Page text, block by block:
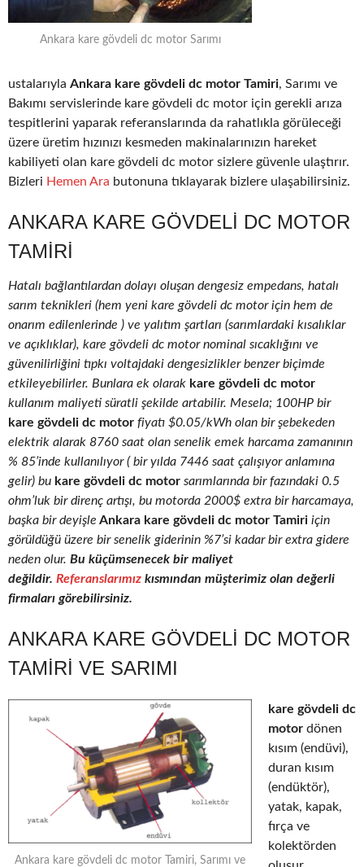
Ankara kare gövdeli dc motor Sarımı
ustalarıyla Ankara kare gövdeli dc motor Tamiri, Sarımı ve
Bakımı servislerinde kare gövdeli dc motor için gerekli arıza
tespitlerini yaparak referanslarında da rahatlıkla görüleceği
üzere üretim hızınızı kesmeden makinalarınızın hareket
kabiliyeti olan kare gövdeli dc motor sizlere güvenle ulaştırır.
Bizleri Hemen Ara butonuna tıklayarak bizlere ulaşabilirsiniz.
ANKARA KARE GÖVDELI DC MOTOR
TAMIRI
Hatalı bağlantılardan dolayı oluşan dengesiz empedans, hatalı
sarım teknikleri (hem yeni kare gövdeli dc motor için hem de
onarım edilenlerinde ) ve yalıtım şartları (sarımlardaki kısalıklar
ve açıklıklar), kare gövdeli dc motor nominal sıcaklığını ve
güvenilirliğini tıpkı voltajdaki dengesizlikler benzer biçimde
etkileyebilirler. Bunlara ek olarak kare gövdeli dc motor
kullanım maliyeti süratli şekilde artabilir. Mesela; 100HP bir
kare gövdeli dc motor fiyatı $0.05/kWh olan bir şebekeden
elektrik alarak 8760 saat olan senelik emek harcama zamanının
% 85’inde kullanılıyor ( bir yılda 7446 saat çalışıyor anlamına
gelir) bu kare gövdeli dc motor sarımlarında bir fazındaki 0.5
ohm’luk bir direnç artışı, bu motorda 2000$ extra bir harcamaya,
başka bir deyişle Ankara kare gövdeli dc motor Tamiri için
görüldüğü üzere bir senelik giderinin %7’si kadar bir extra gidere
neden olur. Bu küçümsenecek bir maliyet
değildir. Referanslarımız kısmından müşterimiz olan değerli
firmaları görebilirsiniz.
ANKARA KARE GÖVDELI DC MOTOR
TAMIRI VE SARIMI
Ankara kare gövdeli dc motor Tamiri, Sarımı ve
kare gövdeli dc
motor dönen
kısım (endüvi),
duran kısım
(endüktör),
yatak, kapak,
fırça ve
kolektörden